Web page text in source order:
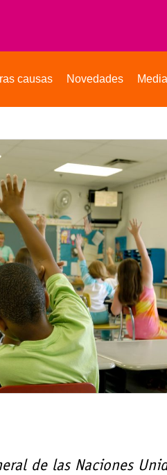
causas Novedades
de las Naciones